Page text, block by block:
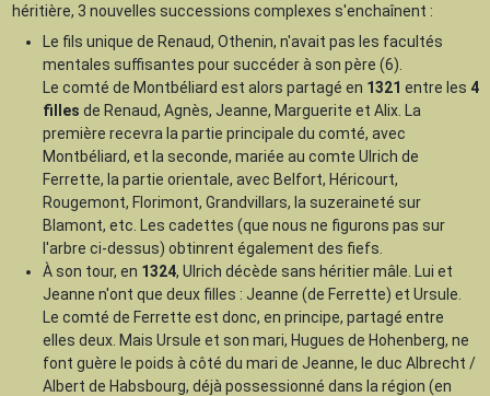
héritière, 3 nouvelles successions complexes s'enchaînent :
Le fils unique de Renaud, Othenin, n'avait pas les facultés
mentales suffisantes pour succéder à son père (6).
Le comté de Montbéliard est alors partagé en 1321 entre les 4
filles de Renaud, Agnès, Jeanne, Marguerite et Alix. La
première recevra la partie principale du comté, avec
Montbéliard, et la seconde, mariée au comte Ulrich de
Ferrette, la partie orientale, avec Belfort, Héricourt,
Rougemont, Florimont, Grandvillars, la suzeraineté sur
Blamont, etc. Les cadettes (que nous ne figurons pas sur
l'arbre ci-dessus) obtinrent également des fiefs.
À son tour, en 1324, Ulrich décède sans héritier mâle. Lui et
Jeanne n'ont que deux filles : Jeanne (de Ferrette) et Ursule.
Le comté de Ferrette est donc, en principe, partagé entre
elles deux. Mais Ursule et son mari, Hugues de Hohenberg, ne
font guère le poids à côté du mari de Jeanne, le duc Albrecht /
Albert de Habsbourg, déjà possessionné dans la région (en